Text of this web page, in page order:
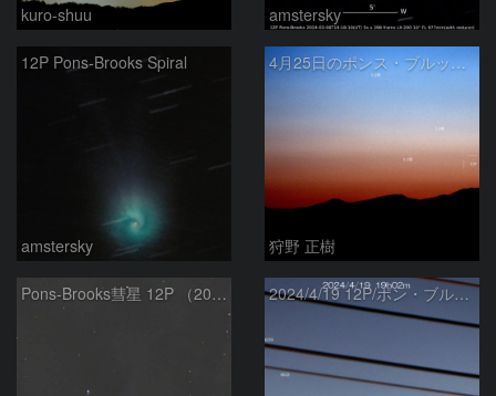
kuro-shuu amstersky
12P Pons-Brooks Spiral
amstersky
4月25日のポンス・ブルックス彗星(12P)
狩野 正樹
Pons-Brooks彗星 12P （2024/04/08） 米国テキサス州 2024/4/19 12P/ポン・ブルックス彗星・木星・天王星